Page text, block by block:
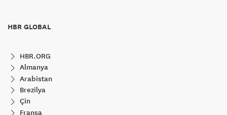
HBR GLOBAL
HBR.ORG
Almanya
Arabistan
Brezilya
Çin
Fransa